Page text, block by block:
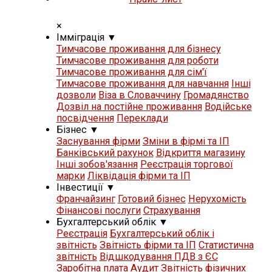
×
Iммiграцiя ▼
Тимчасове проживання для бізнесу
Тимчасове проживання для роботи
Тимчасове проживання для сім'ї
Тимчасове проживання для навчання Iнші
дозволи Віза в Словаччину Громадянство
Дозвіл на постійне проживання Водійське
посвідчення Переклади
Бізнес ▼
Заснування фірми Зміни в фірмі та ІП
Банківський рахунок Відкриття магазину
Iнші зобов'язання Реєстрація торгової
марки Ліквідація фірми та ІП
Iнвестиції ▼
Франчайзинг Готовий бізнес Нерухомість
Фінансові послуги Страхування
Бухгалтерський облік ▼
Реєстрація Бухгалтерський облік і
звітність Звітність фірми та ІП Статистична
звітність Відшкодування ПДВ з ЄС
Заробітна плата Аудит Звітність фізичних